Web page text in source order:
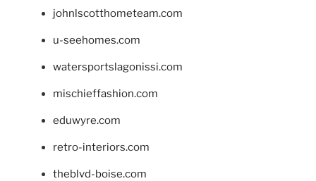
johnlscotthometeam.com
u-seehomes.com
watersportslagonissi.com
mischieffashion.com
eduwyre.com
retro-interiors.com
theblvd-boise.com